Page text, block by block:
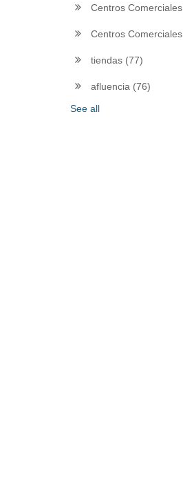
Centros Comerciales
Centros Comerciales
tiendas (77)
afluencia (76)
See all